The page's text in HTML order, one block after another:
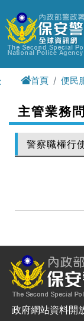
首頁 便民
主管業務
警察職權行
政府網站資料開